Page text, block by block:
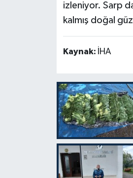
izleniyor. Sarp
kalmış doğal
Kaynak: İHA